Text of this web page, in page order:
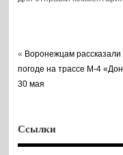
« Воронежцам рассказали
погоде на трассе М-4
30 мая
Ссылки